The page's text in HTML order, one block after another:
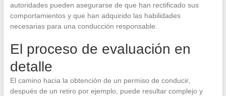
autoridades pueden asegurarse de que han rectificado sus
comportamientos y que han adquirido las habilidades
necesarias para una conducción responsable.
El proceso de evaluación en
detalle
El camino hacia la obtención de un permiso de conducir,
después de un retiro por ejemplo, puede resultar complejo y